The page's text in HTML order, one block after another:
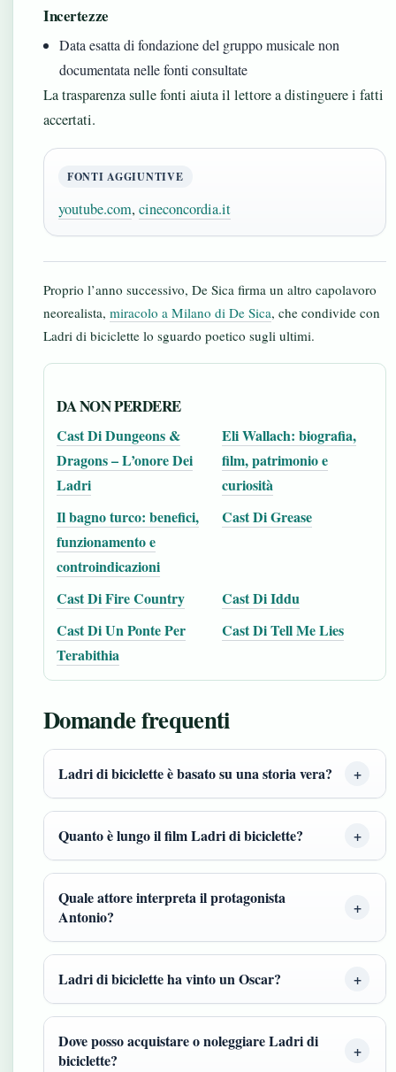
Incertezze
Data esatta di fondazione del gruppo musicale non
documentata nelle fonti consultate
La trasparenza sulle fonti aiuta il lettore a distinguere i fatti
accertati.
FONTI AGGIUNTIVE
youtube.com, cineconcordia.it
Proprio l’anno successivo, De Sica firma un altro capolavoro
neorealista, miracolo a Milano di De Sica, che condivide con
Ladri di biciclette lo sguardo poetico sugli ultimi.
DA NON PERDERE
Cast Di Dungeons &
Dragons – L’onore Dei
Ladri
Eli Wallach: biografia,
film, patrimonio e
curiosità
Il bagno turco: benefici,
funzionamento e
controindicazioni
Cast Di Grease
Cast Di Fire Country
Cast Di Iddu
Cast Di Un Ponte Per
Terabithia
Cast Di Tell Me Lies
Domande frequenti
Ladri di biciclette è basato su una storia vera?
Quanto è lungo il film Ladri di biciclette?
Quale attore interpreta il protagonista
Antonio?
Ladri di biciclette ha vinto un Oscar?
Dove posso acquistare o noleggiare Ladri di
biciclette?